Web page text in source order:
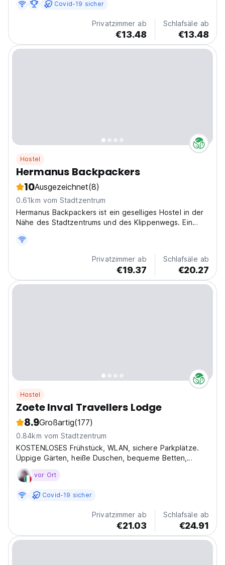
Covid-19 sicher
Privatzimmer ab
€13.48
Schlafsäle ab
€13.48
Hostel
Hermanus Backpackers
10Ausgezeichnet(8)
0.61km vom Stadtzentrum
Hermanus Backpackers ist ein geselliges Hostel in der
Nähe des Stadtzentrums und des Klippenwegs. Ein
eine gemütliche Basis für Backpacker. (Auto-translated
Privatzimmer ab
€19.37
Schlafsäle ab
€20.27
Hostel
Zoete Inval Travellers Lodge
8.9Großartig(177)
0.84km vom Stadtzentrum
KOSTENLOSES Frühstück, WLAN, sichere Parkplätze.
Üppige Gärten, heiße Duschen, bequeme Betten,
gemütliche Kaminbibliothek, sonnige Terrasse mit
Whirlpool, schattiger sprudelnder Wasserfall im
vor Ort
Covid-19 sicher
Privatzimmer ab
€21.03
Schlafsäle ab
€24.91